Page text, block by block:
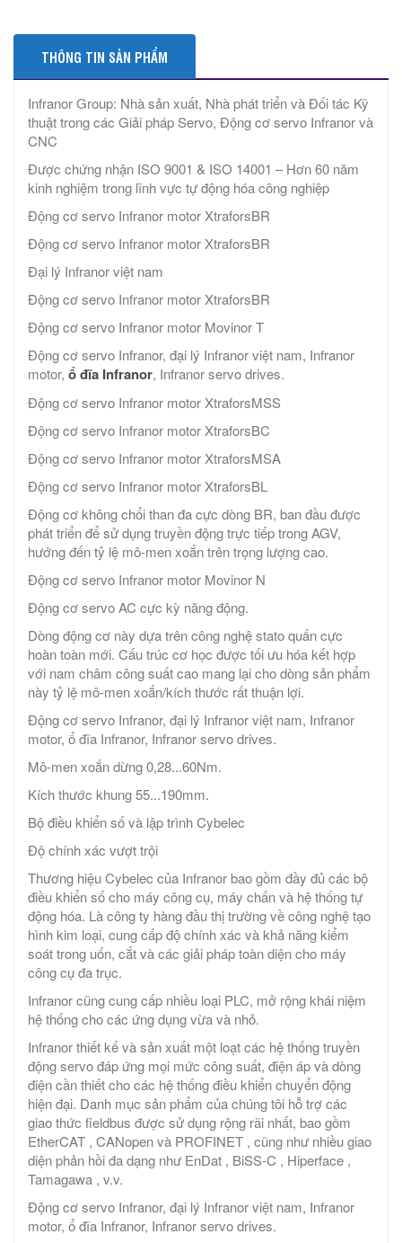
THÔNG TIN SẢN PHẨM
Infranor Group: Nhà sản xuất, Nhà phát triển và Đối tác Kỹ
thuật trong các Giải pháp Servo, Động cơ servo Infranor và
CNC
Được chứng nhận ISO 9001 & ISO 14001 – Hơn 60 năm
kinh nghiệm trong lĩnh vực tự động hóa công nghiệp
Động cơ servo Infranor motor XtraforsBR
Động cơ servo Infranor motor XtraforsBR
Đại lý Infranor việt nam
Động cơ servo Infranor motor XtraforsBR
Động cơ servo Infranor motor Movinor T
Động cơ servo Infranor, đại lý Infranor việt nam, Infranor
motor, ổ đĩa Infranor, Infranor servo drives.
Động cơ servo Infranor motor XtraforsMSS​
Động cơ servo Infranor motor XtraforsBC
Động cơ servo Infranor motor XtraforsMSA
Động cơ servo Infranor motor XtraforsBL
Động cơ không chổi than đa cực dòng BR, ban đầu được
phát triển để sử dụng truyền động trực tiếp trong AGV,
hướng đến tỷ lệ mô-men xoắn trên trọng lượng cao.
Động cơ servo Infranor motor Movinor N
Động cơ servo AC cực kỳ năng động.
Dòng động cơ này dựa trên công nghệ stato quấn cực
hoàn toàn mới. Cấu trúc cơ học được tối ưu hóa kết hợp
với nam châm công suất cao mang lại cho dòng sản phẩm
này tỷ lệ mô-men xoắn/kích thước rất thuận lợi.
Động cơ servo Infranor, đại lý Infranor việt nam, Infranor
motor, ổ đĩa Infranor, Infranor servo drives.
Mô-men xoắn dừng 0,28...60Nm.
Kích thước khung 55...190mm.
Bộ điều khiển số và lập trình Cybelec
Độ chính xác vượt trội
Thương hiệu Cybelec của Infranor bao gồm đầy đủ các bộ
điều khiển số cho máy công cụ, máy chấn và hệ thống tự
động hóa. Là công ty hàng đầu thị trường về công nghệ tạo
hình kim loại, cung cấp độ chính xác và khả năng kiểm
soát trong uốn, cắt và các giải pháp toàn diện cho máy
công cụ đa trục.
Infranor cũng cung cấp nhiều loại PLC, mở rộng khái niệm
hệ thống cho các ứng dụng vừa và nhỏ.
Infranor thiết kế và sản xuất một loạt các hệ thống truyền
động servo đáp ứng mọi mức công suất, điện áp và dòng
điện cần thiết cho các hệ thống điều khiển chuyển động
hiện đại. Danh mục sản phẩm của chúng tôi hỗ trợ các
giao thức fieldbus được sử dụng rộng rãi nhất, bao gồm
EtherCAT , CANopen và PROFINET , cũng như nhiều giao
diện phản hồi đa dạng như EnDat , BiSS-C , Hiperface ,
Tamagawa , v.v.
Động cơ servo Infranor, đại lý Infranor việt nam, Infranor
motor, ổ đĩa Infranor, Infranor servo drives.